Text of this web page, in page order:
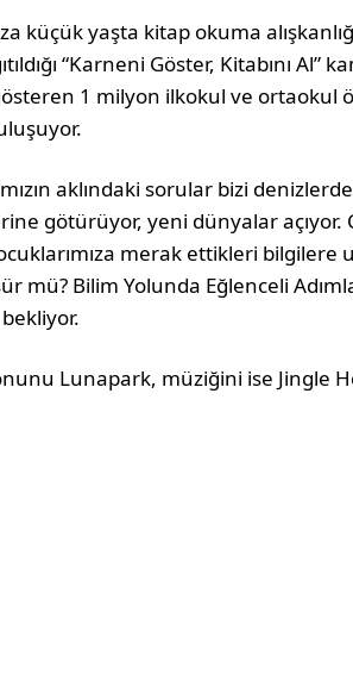
küçük yaşta kitap okuma
“Karneni Göster, Kitabını Al”
1 milyon ilkokul ve ortaokul
aklındaki sorular bizi
götürüyor, yeni dünyalar açıyor.
merak ettikleri bilgilere
mü? Bilim Yolunda Eğlenceli
Lunapark, müziğini ise Jingle